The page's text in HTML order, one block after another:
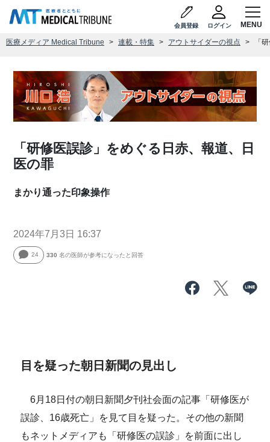
会員登録 ログイン
医療メディア Medical Tribune 連載・特集 アウトサイダーの視点 「
「研修医誤診」をめぐる日赤、報道、日
医の罪
まかり通った印象操作
2024年7月3日 16:37
24 330 名の医師が参考になったと回答
目を疑った朝日新聞の見出し
6月18日付の朝日新聞夕刊社会面の記事「研修医が
誤診、16歳死亡」を見て目を疑った。その他の新聞
もネットメディアも「研修医の誤診」を前面に出し